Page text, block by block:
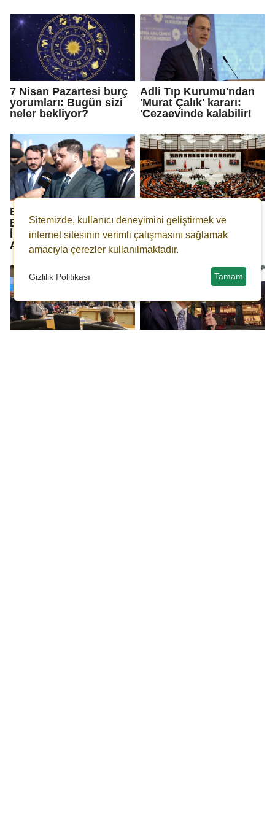
7 Nisan Pazartesi burç
yorumları: Bugün sizi
neler bekliyor?
Adli Tıp Kurumu'ndan
'Murat Çalık' kararı:
'Cezaevinde kalabilir!
BTP lideri Hüseyin
Baş'tan Ekrem
İmamoğlu ve Fatih
Altaylı'ya ziyaret…
Yargı Paketi Meclis'te
kabul edildi!
Sitemizde, kullanıcı deneyimini geliştirmek ve
internet sitesinin verimli çalışmasını sağlamak
amacıyla çerezler kullanılmaktadır.
Gizlilik Politikası Tamam